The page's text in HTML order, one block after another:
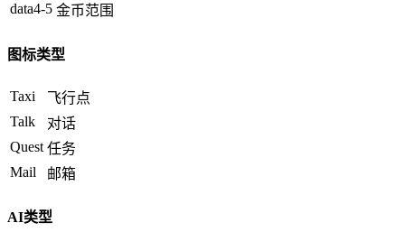
data4-5 金币范围
图标类型
Taxi
飞行点
Talk
对话
Quest 任务
Mail
邮箱
AI类型